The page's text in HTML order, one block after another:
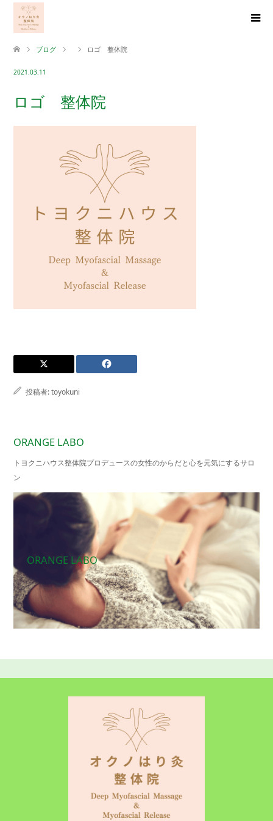
ブログ ロゴ 整体院
2021.03.11
ロゴ 整体院
投稿者:toyokuni
ORANGE LABO
トヨクニハウス整体院プロデュースの女性のからだと心を元気にするサロ
ン
ORANGE LABO